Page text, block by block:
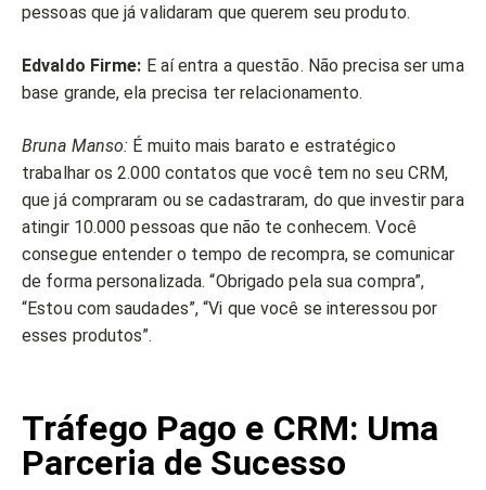
pessoas que já validaram que querem seu produto.
Edvaldo Firme: E aí entra a questão. Não precisa ser uma
base grande, ela precisa ter relacionamento.
Bruna Manso: É muito mais barato e estratégico
trabalhar os 2.000 contatos que você tem no seu CRM,
que já compraram ou se cadastraram, do que investir para
atingir 10.000 pessoas que não te conhecem. Você
consegue entender o tempo de recompra, se comunicar
de forma personalizada. “Obrigado pela sua compra”,
“Estou com saudades”, “Vi que você se interessou por
esses produtos”.
Tráfego Pago e CRM: Uma
Parceria de Sucesso